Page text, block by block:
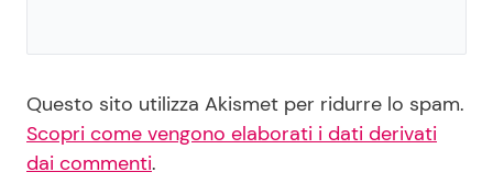
Questo sito utilizza Akismet per ridurre lo spam.
Scopri come vengono elaborati i dati derivati
dai commenti.